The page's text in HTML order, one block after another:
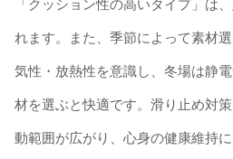
「クッション性の高いタイプ」は
れます。また、季節によって素材
気性・放熱性を意識し、冬場は静
材を選ぶと快適です。滑り止め対
動範囲が広がり、心身の健康維持